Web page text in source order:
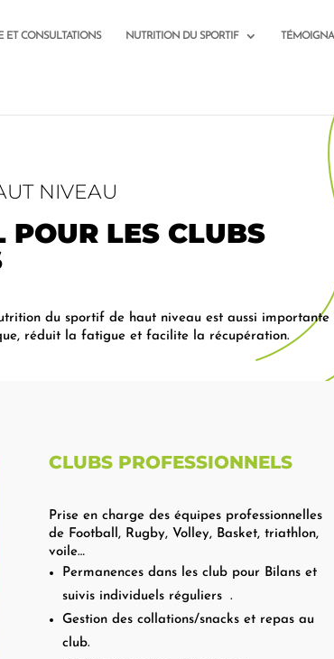
ET CONSULTATIONS NUTRITION DU SPORTIF
NIVEAU
LES CLUBS
du sportif de haut niveau est aussi
réduit la fatigue et facilite la récupération.
CLUBS PROFESSIONNELS
Prise en charge des équipes professionnelles
de Football, Rugby, Volley, Basket, triathlon,
voile…
Permanences dans les club pour Bilans et
suivis individuels réguliers .
Gestion des collations/snacks et repas au
club.